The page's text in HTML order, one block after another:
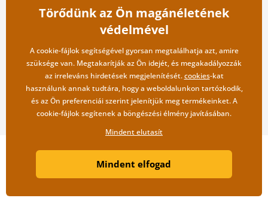
Szállítási és fizetési módok
Blog
Kapcsolat
Nagykereskedelmi
együttműködés
Copyright ©2019 © Dovido.hu.
Litvanyi.sk| A webáruházat készítette
Törődünk az Ön magánéletének
védelmével
A cookie-fájlok segítségével gyorsan megtalálhatja azt, amire
szüksége van. Megtakarítják az Ön idejét, és megakadályozzák
az irreleváns hirdetések megjelenítését.cookies-kat
használunk annak tudtára, hogy a weboldalunkon tartózkodik,
és az Ön preferenciái szerint jelenítjük meg termékeinket. A
cookie-fájlok segítenek a böngészési élmény javításában.
Mindent elutasít
Mindent elfogad